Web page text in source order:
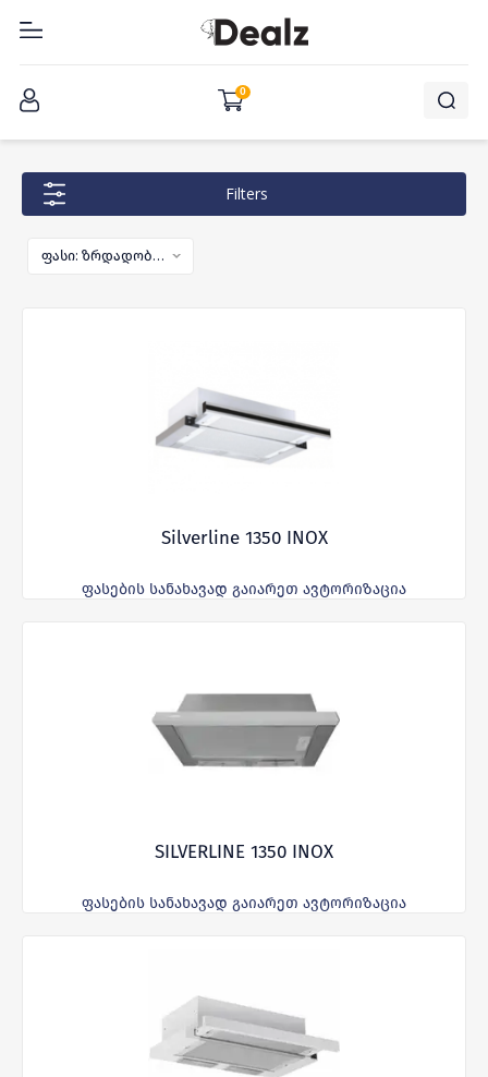
0
Filters
ფასი: ზრდადობით
Silverline 1350 INOX
ფასების სანახავად გაიარეთ ავტორიზაცია
SILVERLINE 1350 INOX
ფასების სანახავად გაიარეთ ავტორიზაცია